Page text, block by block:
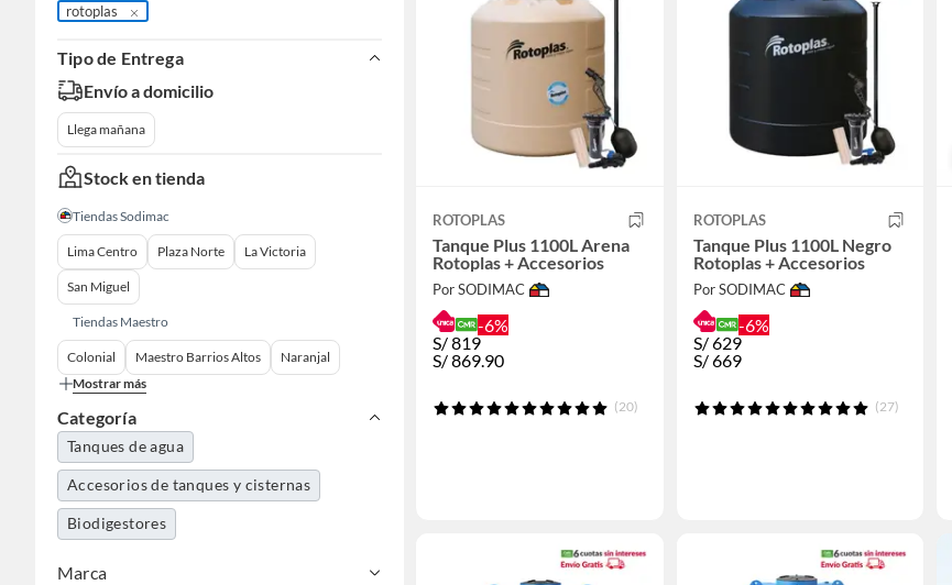
rotoplas
Tipo de Entrega
Envío a domicilio
Llega mañana
Stock en tienda
Tiendas Sodimac
Lima Centro Plaza Norte La Victoria
San Miguel
Tiendas Maestro
Colonial Maestro Barrios Altos
Naranjal
Mostrar más
Categoría
Tanques de agua
Accesorios de tanques y cisternas
Biodigestores
Marca
ROTOPLAS
Tanque Plus 1100L Arena
Rotoplas + Accesorios
Por SODIMAC
-6%
S/819
S/869.90
(20)
ROTOPLAS
Tanque Plus 1100L Negro
Rotoplas + Accesorios
Por SODIMAC
-6%
S/629
S/669
(27)